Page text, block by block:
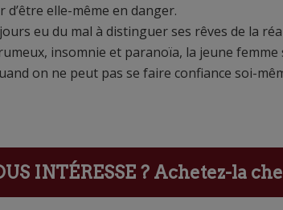
d’être elle-même en danger.
eu du mal à distinguer ses rêves de la
insomnie et paranoïa, la jeune
on ne peut pas se faire confiance soi-
INTÉRESSE ? Achetez-la